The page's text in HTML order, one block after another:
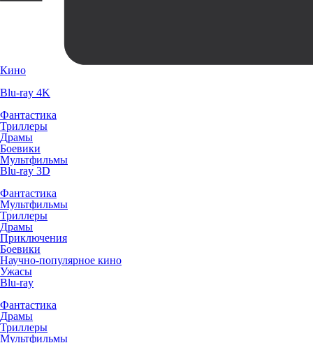
Кино
Blu-ray 4K
Фантастика
Триллеры
Драмы
Боевики
Мультфильмы
Blu-ray 3D
Фантастика
Мультфильмы
Триллеры
Драмы
Приключения
Боевики
Научно-популярное кино
Ужасы
Blu-ray
Фантастика
Драмы
Триллеры
Мультфильмы